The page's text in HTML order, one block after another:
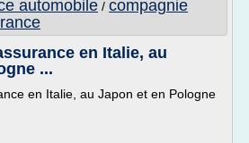
automobile / compagnie
en Italie, au
...
en Italie, au Japon et en Pologne